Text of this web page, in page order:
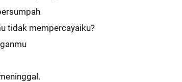
tidak mempercayaiku?